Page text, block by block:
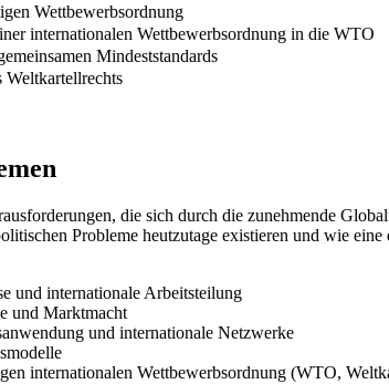
Wettbewerbsordnung
internationalen Wettbewerbsordnung in die WTO
Mindeststandards
Weltkartellrechts
die sich durch die zunehmende
Probleme heutzutage existieren und wie
und internationale Arbeitsteilung
und Marktmacht
und internationale Netzwerke
internationalen Wettbewerbsordnung (WTO,